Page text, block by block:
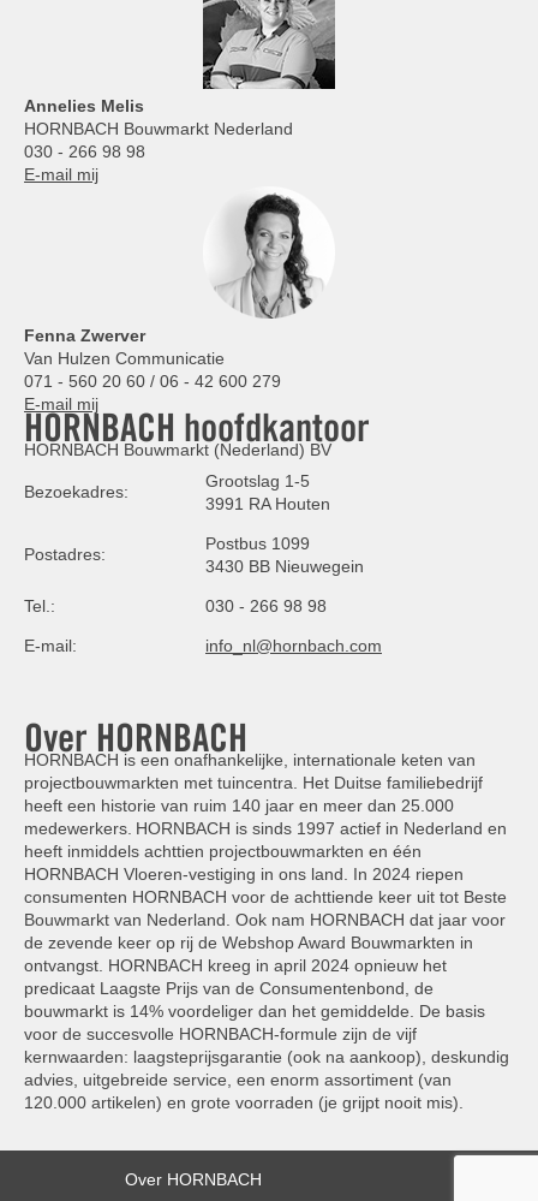
Annelies Melis
HORNBACH Bouwmarkt Nederland
030 - 266 98 98
E-mail mij
Fenna Zwerver
Van Hulzen Communicatie
071 - 560 20 60 / 06 - 42 600 279
E-mail mij
HORNBACH hoofdkantoor
HORNBACH Bouwmarkt (Nederland) BV
Bezoekadres:
Grootslag 1-5
3991 RA Houten
Postadres:
Postbus 1099
3430 BB Nieuwegein
Tel.: 030 - 266 98 98
E-mail: info_nl@hornbach.com
Over HORNBACH
HORNBACH is een onafhankelijke, internationale keten van
projectbouwmarkten met tuincentra. Het Duitse familiebedrijf
heeft een historie van ruim 140 jaar en meer dan 25.000
medewerkers. HORNBACH is sinds 1997 actief in Nederland en
heeft inmiddels achttien projectbouwmarkten en één
HORNBACH Vloeren-vestiging in ons land. In 2024 riepen
consumenten HORNBACH voor de achttiende keer uit tot Beste
Bouwmarkt van Nederland. Ook nam HORNBACH dat jaar voor
de zevende keer op rij de Webshop Award Bouwmarkten in
ontvangst. HORNBACH kreeg in april 2024 opnieuw het
predicaat Laagste Prijs van de Consumentenbond, de
bouwmarkt is 14% voordeliger dan het gemiddelde. De basis
voor de succesvolle HORNBACH-formule zijn de vijf
kernwaarden: laagsteprijsgarantie (ook na aankoop), deskundig
advies, uitgebreide service, een enorm assortiment (van
120.000 artikelen) en grote voorraden (je grijpt nooit mis).
Over HORNBACH